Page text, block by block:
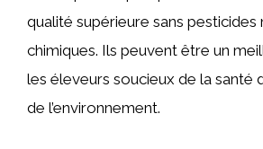
qualité supérieure sans pesticides
chimiques. Ils peuvent être un
les éleveurs soucieux de la santé
de l’environnement.